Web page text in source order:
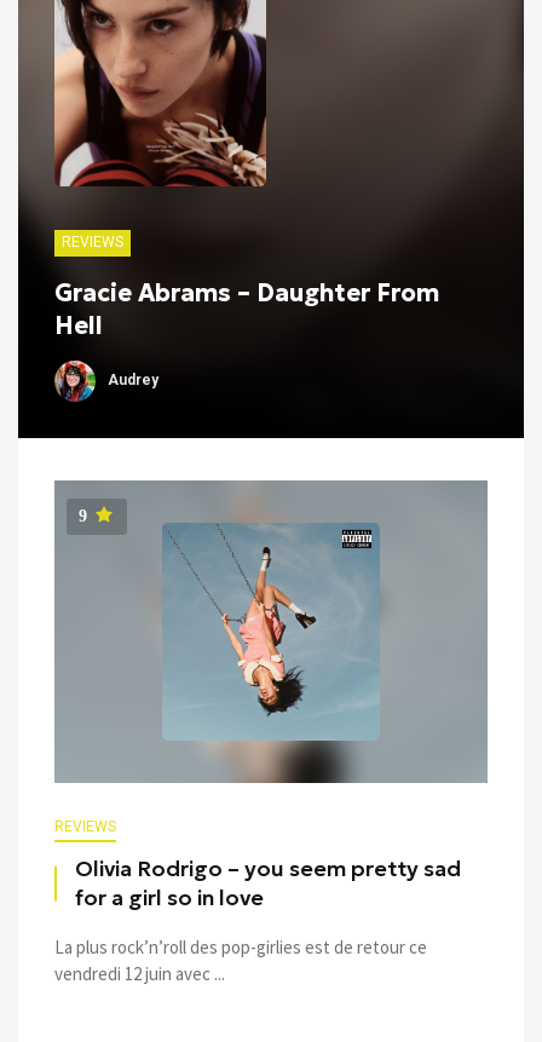
REVIEWS
Gracie Abrams – Daughter From
Hell
Audrey
9
REVIEWS
Olivia Rodrigo – you seem pretty sad
for a girl so in love
La plus rock’n’roll des pop-girlies est de retour ce
vendredi 12 juin avec ...